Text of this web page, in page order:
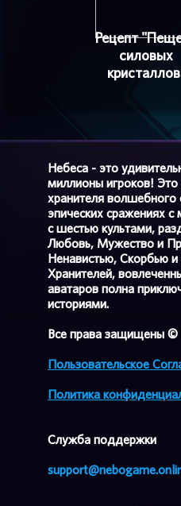
Рецепт
силовых
Небеса - это
миллионы игроков!
хранителя волшебного
эпических сражениях с
с шестью культами,
Любовь, Мужество и
Ненавистью, Скорбью
Хранителей,
аватаров полна
историями.
Все права защищены
Пользовательское
Политика
Cлужба поддержки